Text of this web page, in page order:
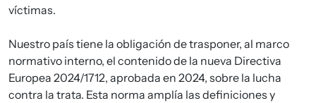
víctimas.
Nuestro país tiene la obligación de trasponer, al marco
normativo interno, el contenido de la nueva Directiva
Europea 2024/1712, aprobada en 2024, sobre la lucha
contra la trata. Esta norma amplía las definiciones y